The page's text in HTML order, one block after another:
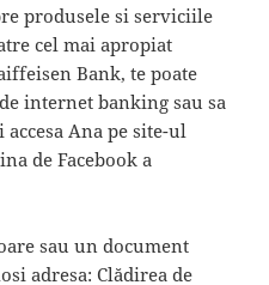
produsele si serviciile
cel mai apropiat
Bank, te poate
internet banking sau sa
Ana pe site-ul
de Facebook a
sau un document
adresa: Clădirea de